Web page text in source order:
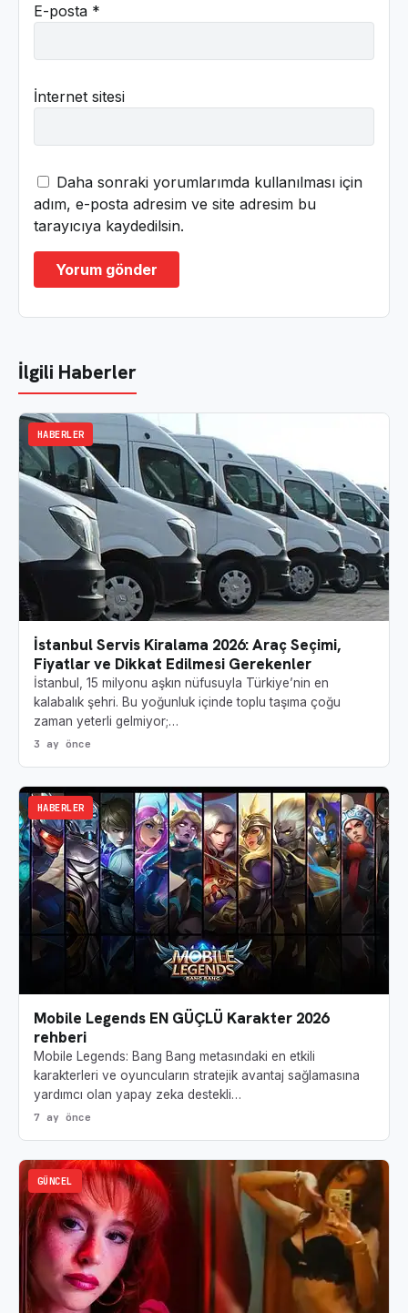
E-posta *
İnternet sitesi
Daha sonraki yorumlarımda kullanılması için
adım, e-posta adresim ve site adresim bu
tarayıcıya kaydedilsin.
İlgili Haberler
HABERLER
İstanbul Servis Kiralama 2026: Araç Seçimi,
Fiyatlar ve Dikkat Edilmesi Gerekenler
İstanbul, 15 milyonu aşkın nüfusuyla Türkiye’nin en
kalabalık şehri. Bu yoğunluk içinde toplu taşıma çoğu
zaman yeterli gelmiyor;…
3 ay önce
HABERLER
Mobile Legends EN GÜÇLÜ Karakter 2026
rehberi
Mobile Legends: Bang Bang metasındaki en etkili
karakterleri ve oyuncuların stratejik avantaj sağlamasına
yardımcı olan yapay zeka destekli…
7 ay önce
GÜNCEL